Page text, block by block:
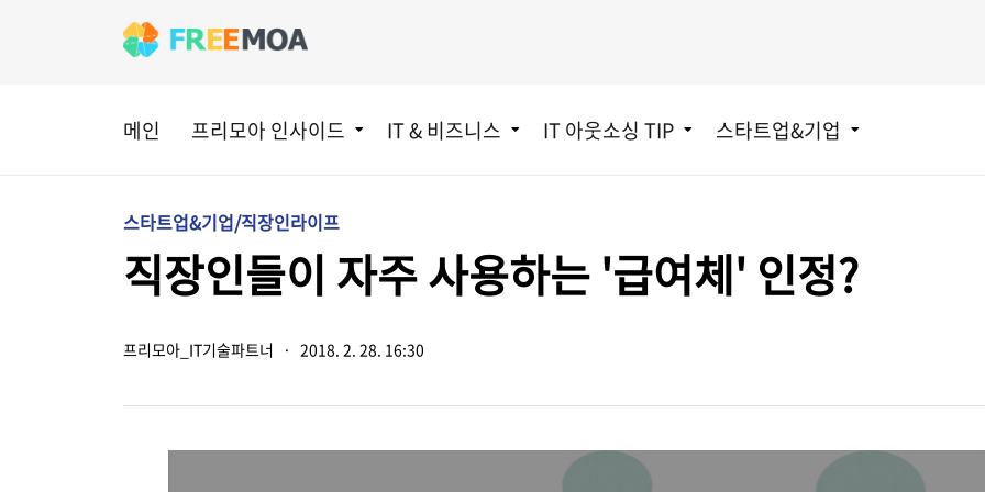
메인 프리모아 인사이드 IT & 비즈니스 IT 아웃소싱 TIP 스타트업&기업
스타트업&기업/직장인라이프
직장인들이 자주 사용하는 '급여체' 인정?
프리모아_IT기술파트너 · 2018. 2. 28. 16:30